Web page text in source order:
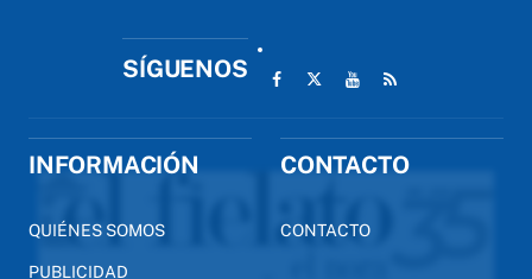
SÍGUENOS
INFORMACIÓN
QUIÉNES SOMOS
PUBLICIDAD
CONTACTO
CONTACTO